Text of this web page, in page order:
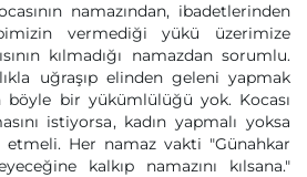
namazından, ibadetlerinden
vermediği yükü üzerimize
kılmadığı namazdan sorumlu.
uğraşıp elinden geleni yapmak
böyle bir yükümlülüğü yok. Kocası
istiyorsa, kadın yapmalı yoksa
Her namaz vakti "Günahkar
kalkıp namazını kılsana."